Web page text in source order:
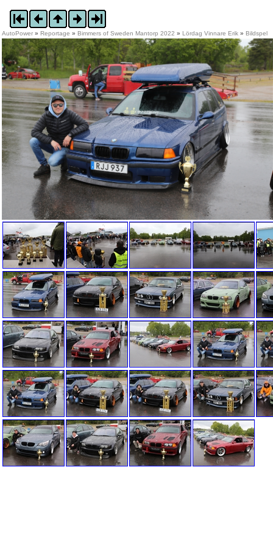
AutoPower » Reportage » Bimmers of Sweden Mantorp 2022 » Lördag Vinnare Erik » Bildspel